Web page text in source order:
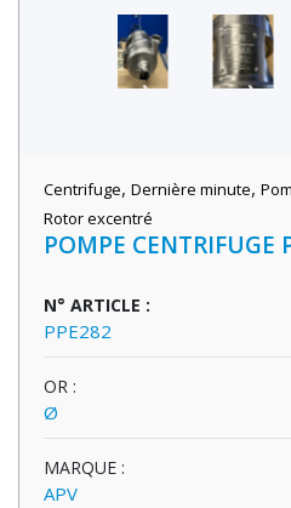
Centrifuge, Dernière minute,
Rotor excentré
POMPE CENTRIFUGE
N° ARTICLE :
PPE282
OR :
Ø
MARQUE :
APV